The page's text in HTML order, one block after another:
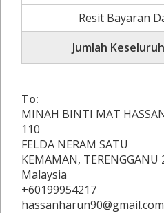
Resit Bayaran
Jumlah
To:
MINAH BINTI MAT
110
FELDA NERAM SATU
KEMAMAN, TERENGGANU
Malaysia
+60199954217
hassanharun90@gmail.com